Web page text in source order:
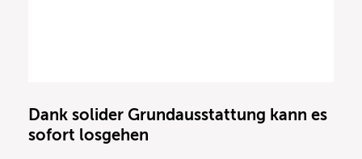
Dank solider Grundausstattung kann es
sofort losgehen